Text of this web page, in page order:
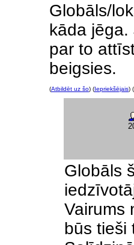
Globāls/
kāda jēga.
par to
beigsies.
(Atbildēt uz šo) (Iepriekšējais) (
Globāls
Vairums
būs tieši